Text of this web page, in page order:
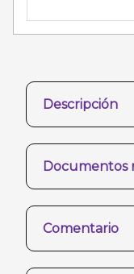
Descripción
Documentos
Comentario